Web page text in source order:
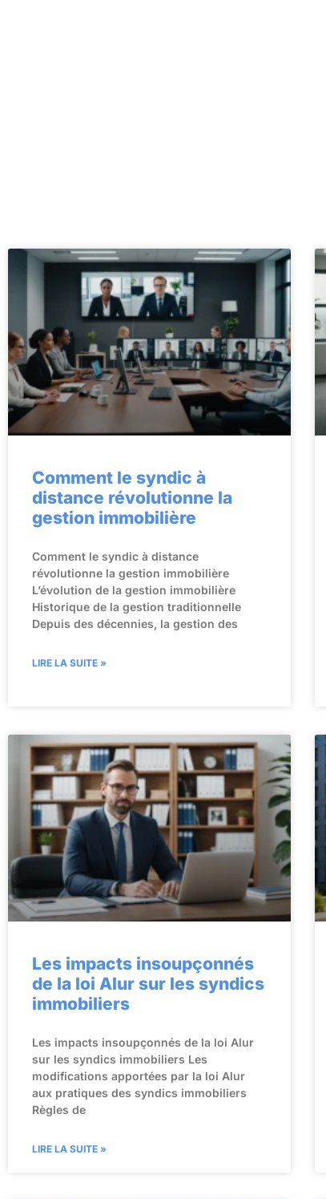
Comment le syndic à
distance révolutionne la
gestion immobilière
Comment le syndic à distance
révolutionne la gestion immobilière
L’évolution de la gestion immobilière
Historique de la gestion traditionnelle
Depuis des décennies, la gestion des
LIRE LA SUITE »
Les impacts insoupçonnés
de la loi Alur sur les syndics
immobiliers
Les impacts insoupçonnés de la loi Alur
sur les syndics immobiliers Les
modifications apportées par la loi Alur
aux pratiques des syndics immobiliers
Règles de
LIRE LA SUITE »